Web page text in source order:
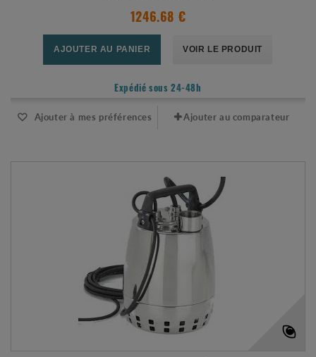
1246.68 €
AJOUTER AU PANIER VOIR LE PRODUIT
Expédié sous 24-48h
Ajouter à mes préférences Ajouter au comparateur